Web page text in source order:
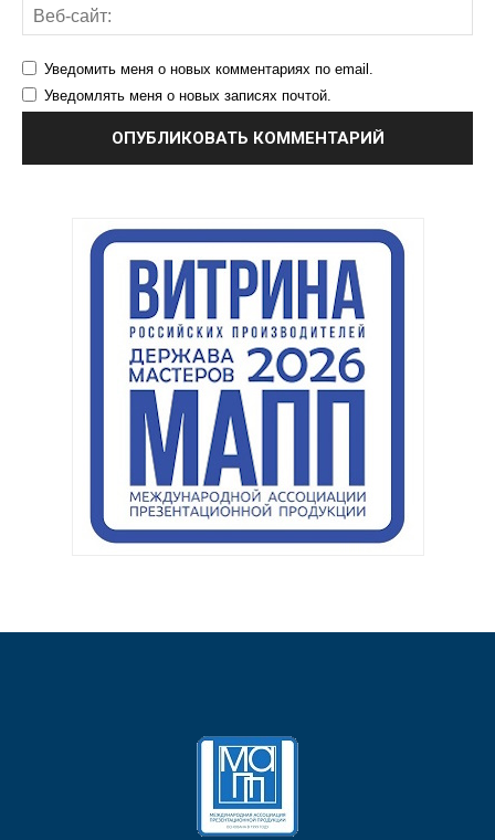
Уведомить меня о новых комментариях по email.
Уведомлять меня о новых записях почтой.